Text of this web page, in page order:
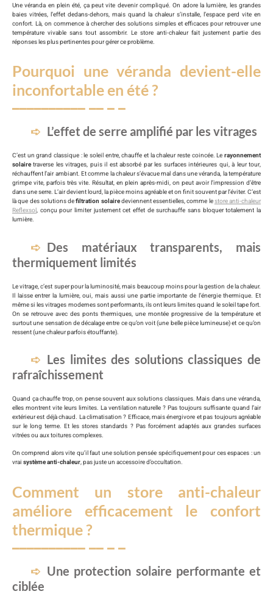
Une véranda en plein été, ça peut vite devenir compliqué. On adore la lumière, les grandes
baies vitrées, l’effet dedans-dehors, mais quand la chaleur s’installe, l’espace perd vite en
confort. Là, on commence à chercher des solutions simples et efficaces pour retrouver une
température vivable sans tout assombrir. Le store anti-chaleur fait justement partie des
réponses les plus pertinentes pour gérer ce problème.
Pourquoi une véranda devient-elle
inconfortable en été ?
L’effet de serre amplifié par les vitrages
C’est un grand classique : le soleil entre, chauffe et la chaleur reste coincée. Le rayonnement
solairetraverse les vitrages, puis il est absorbé par les surfaces intérieures qui, à leur tour,
réchauffent l’air ambiant. Et comme la chaleur s’évacue mal dans une véranda, la température
grimpe vite, parfois très vite. Résultat, en plein après-midi, on peut avoir l’impression d’être
dans une serre. L’air devient lourd, la pièce moins agréable et on finit souvent par l’éviter. C’est
là que des solutions defiltration solairedeviennent essentielles, comme lestore anti-chaleur
Reflexsol, conçu pour limiter justement cet effet de surchauffe sans bloquer totalement la
lumière.
Des matériaux transparents, mais
thermiquement limités
Le vitrage, c’est super pour la luminosité, mais beaucoup moins pour la gestion de la chaleur.
Il laisse entrer la lumière, oui, mais aussi une partie importante de l’énergie thermique. Et
même si les vitrages modernes sont performants, ils ont leurs limites quand le soleil tape fort.
On se retrouve avec des ponts thermiques, une montée progressive de la température et
surtout une sensation de décalage entre ce qu’on voit (une belle pièce lumineuse) et ce qu’on
ressent (une chaleur parfois étouffante).
Les limites des solutions classiques de
rafraîchissement
Quand ça chauffe trop, on pense souvent aux solutions classiques. Mais dans une véranda,
elles montrent vite leurs limites. La ventilation naturelle ? Pas toujours suffisante quand l’air
extérieur est déjà chaud. La climatisation ? Efficace, mais énergivore et pas toujours agréable
sur le long terme. Et les stores standards ? Pas forcément adaptés aux grandes surfaces
vitrées ou aux toitures complexes.
On comprend alors vite qu’il faut une solution pensée spécifiquement pour ces espaces : un
vrai système anti-chaleur, pas juste un accessoire d’occultation.
Comment un store anti-chaleur
améliore efficacement le confort
thermique ?
Une protection solaire performante et
ciblée